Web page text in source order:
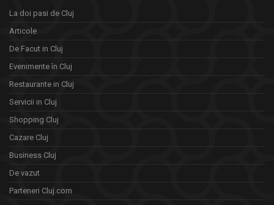
La doi pasi de Cluj
Articole
De Facut in Cluj
Evenimente în Cluj
Restaurante in Cluj
Servicii in Cluj
Shopping Cluj
Cazare Cluj
Business Cluj
De vazut
Parteneri Cluj.com